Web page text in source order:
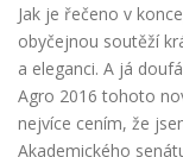
Jak je řečeno v
obyčejnou soutěží
a eleganci. A já
Agro 2016 tohoto
nejvíce cením, že
Akademického